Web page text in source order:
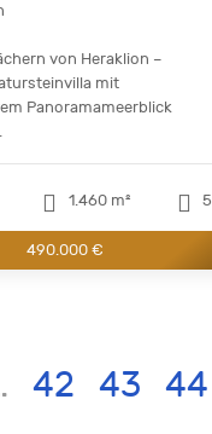
von Heraklion –
mit
Panoramameerblick
1.460 m² 5
490.000 €
42 43 44